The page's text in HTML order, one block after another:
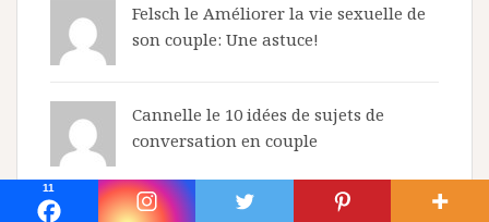
11
Felsch le Améliorer la vie sexuelle de
son couple: Une astuce!
Cannelle le 10 idées de sujets de
conversation en couple
LesAstuces lePodcast #130: Les